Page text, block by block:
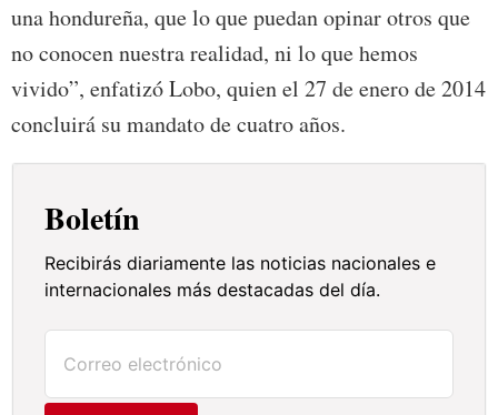
una hondureña, que lo que puedan opinar otros que
no conocen nuestra realidad, ni lo que hemos
vivido”, enfatizó Lobo, quien el 27 de enero de 2014
concluirá su mandato de cuatro años.
Boletín
Recibirás diariamente las noticias nacionales e
internacionales más destacadas del día.